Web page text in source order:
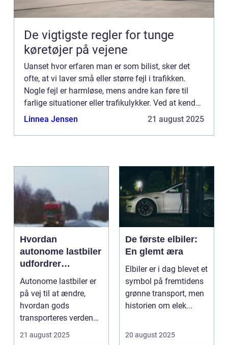
De vigtigste regler for tunge
køretøjer på vejene
Uanset hvor erfaren man er som bilist, sker det
ofte, at vi laver små eller større fejl i trafikken.
Nogle fejl er harmløse, mens andre kan føre til
farlige situationer eller trafikulykker. Ved at kende
de mest almindelige ...
Linnea Jensen 21 august 2025
Hvordan
autonome lastbiler
udfordrer
traditionel logistik
Autonome lastbiler er
på vej til at ændre,
hvordan gods
transporteres verden
over. Udsty...
21 august 2025
De første elbiler:
En glemt æra
Elbiler er i dag blevet et
symbol på fremtidens
grønne transport, men
historien om elek...
20 august 2025